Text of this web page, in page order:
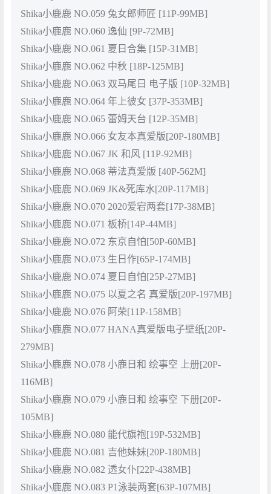
Shika小鹿鹿 NO.059 兔女郎师匠 [11P-99MB]
Shika小鹿鹿 NO.060 逸仙 [9P-72MB]
Shika小鹿鹿 NO.061 夏日合集 [15P-31MB]
Shika小鹿鹿 NO.062 中秋 [18P-125MB]
Shika小鹿鹿 NO.063 双马尾日 电子版 [10P-32MB]
Shika小鹿鹿 NO.064 年上彼女 [37P-353MB]
Shika小鹿鹿 NO.065 蕾姆天台 [12P-35MB]
Shika小鹿鹿 NO.066 女友本真爱版[20P-180MB]
Shika小鹿鹿 NO.067 JK 和风 [11P-92MB]
Shika小鹿鹿 NO.068 蒂法真爱版 [40P-562M]
Shika小鹿鹿 NO.069 JK&死库水[20P-117MB]
Shika小鹿鹿 NO.070 2020爱宕两套[17P-38MB]
Shika小鹿鹿 NO.071 板桥[14P-44MB]
Shika小鹿鹿 NO.072 东京自怕[50P-60MB]
Shika小鹿鹿 NO.073 生日作[65P-174MB]
Shika小鹿鹿 NO.074 夏日自怕[25P-27MB]
Shika小鹿鹿 NO.075 以夏之名 真爱版[20P-197MB]
Shika小鹿鹿 NO.076 阿荣[11P-158MB]
Shika小鹿鹿 NO.077 HANA真爱版电子壁纸[20P-
279MB]
Shika小鹿鹿 NO.078 小鹿日和 绘事空 上册[20P-
116MB]
Shika小鹿鹿 NO.079 小鹿日和 绘事空 下册[20P-
105MB]
Shika小鹿鹿 NO.080 能代旗袍[19P-532MB]
Shika小鹿鹿 NO.081 吉他妹妹[20P-180MB]
Shika小鹿鹿 NO.082 透女仆[22P-438MB]
Shika小鹿鹿 NO.083 P1泳装两套[63P-107MB]